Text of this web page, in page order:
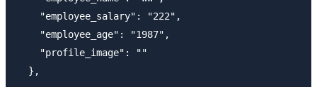
    "employee_salary": "222",
    "employee_age": "1987",
    "profile_image": ""
  },